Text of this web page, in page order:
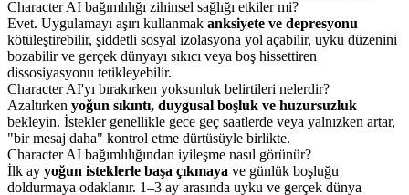
Character AI bağımlılığı zihinsel sağlığı etkiler mi?
Evet. Uygulamayı aşırı kullanmak anksiyete ve depresyonu
kötüleştirebilir, şiddetli sosyal izolasyona yol açabilir, uyku düzenini
bozabilir ve gerçek dünyayı sıkıcı veya boş hissettiren
dissosiyasyonu tetikleyebilir.
Character AI'yı bırakırken yoksunluk belirtileri nelerdir?
Azaltırken yoğun sıkıntı, duygusal boşluk ve huzursuzluk
bekleyin. İstekler genellikle gece geç saatlerde veya yalnızken artar,
"bir mesaj daha" kontrol etme dürtüsüyle birlikte.
Character AI bağımlılığından iyileşme nasıl görünür?
İlk ay yoğun isteklerle başa çıkmaya ve günlük boşluğu
doldurmaya odaklanır. 1–3 ay arasında uyku ve gerçek dünya